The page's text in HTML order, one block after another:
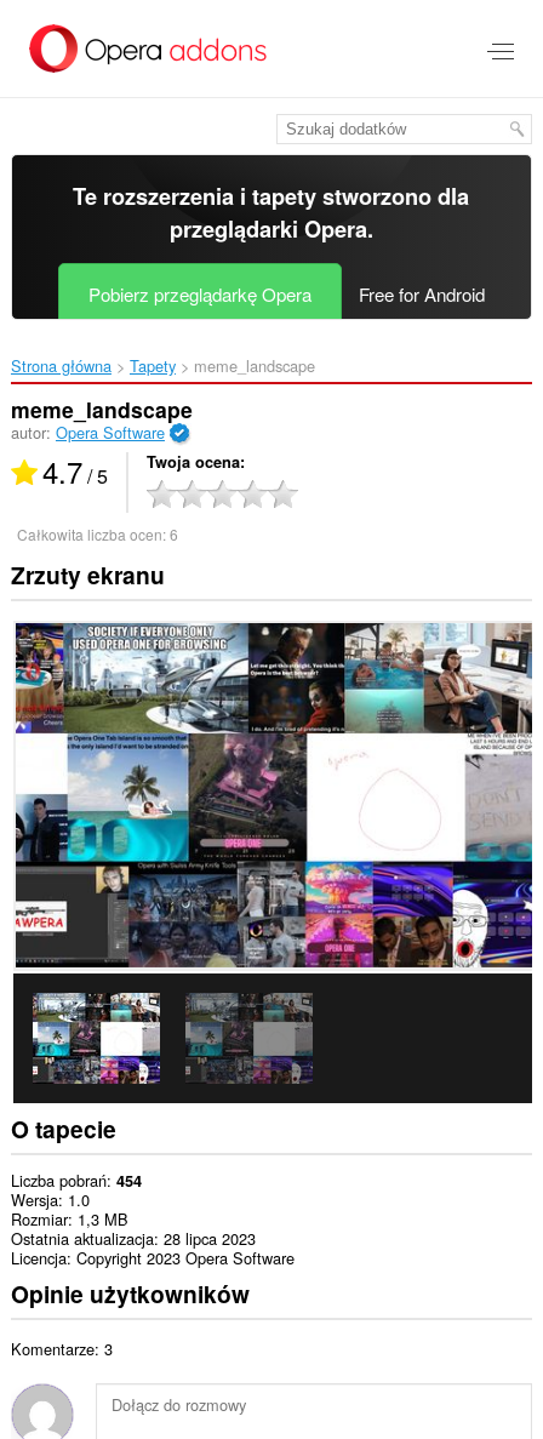
treści
Te rozszerzenia i tapety stworzono dla
przeglądarki Opera.
Pobierz przeglądarkę Opera Free for Android
Strona główna Tapety meme_landscape‎
meme_landscape
autor: Opera Software
4.7/ 5 Twoja ocena
Całkowita liczba ocen:6
Zrzuty ekranu
O tapecie
Liczba pobrań 454
Wersja 1.0
Rozmiar 1,3 MB
Ostatnia aktualizacja 28 lipca 2023
Licencja Copyright 2023 Opera Software
Opinie użytkowników
Komentarze: 3